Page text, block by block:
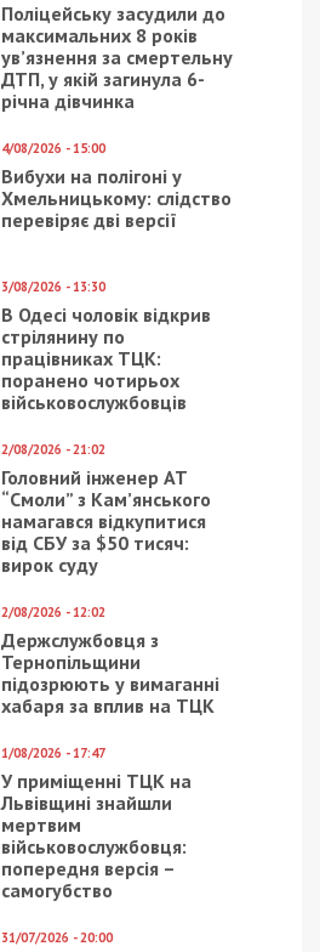
Поліцейську засудили до
максимальних 8 років
ув’язнення за смертельну
ДТП, у якій загинула 6-
річна дівчинка
4/08/2026 - 15:00
Вибухи на полігоні у
Хмельницькому: слідство
перевіряє дві версії
3/08/2026 - 13:30
В Одесі чоловік відкрив
стрілянину по
працівниках ТЦК:
поранено чотирьох
військовослужбовців
2/08/2026 - 21:02
Головний інженер АТ
“Смоли” з Кам’янського
намагався відкупитися
від СБУ за $50 тисяч:
вирок суду
2/08/2026 - 12:02
Держслужбовця з
Тернопільщини
підозрюють у вимаганні
хабаря за вплив на ТЦК
1/08/2026 - 17:47
У приміщенні ТЦК на
Львівщині знайшли
мертвим
військовослужбовця:
попередня версія –
самогубство
31/07/2026 - 20:00